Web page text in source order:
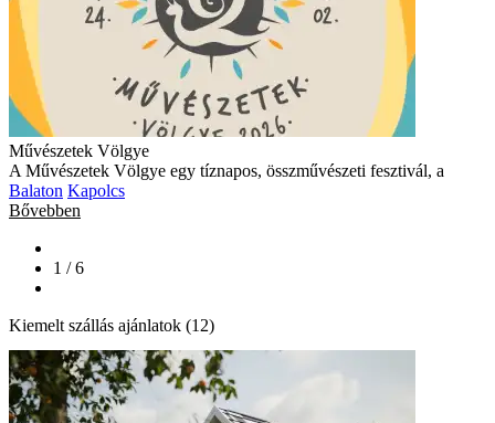
Művészetek Völgye
A Művészetek Völgye egy tíznapos, összművészeti fesztivál, a
Balaton Kapolcs
Bővebben
1 / 6
Kiemelt szállás ajánlatok (12)